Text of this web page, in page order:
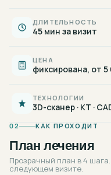
ДЛИТЕЛЬНОСТЬ
45 мин за визит
ЦЕНА
фиксирована, от 5
ТЕХНОЛОГИИ
3D-сканер · КТ ·
02 КАК ПРОХОДИТ
План лечения
Прозрачный план в 4
следующем визите.